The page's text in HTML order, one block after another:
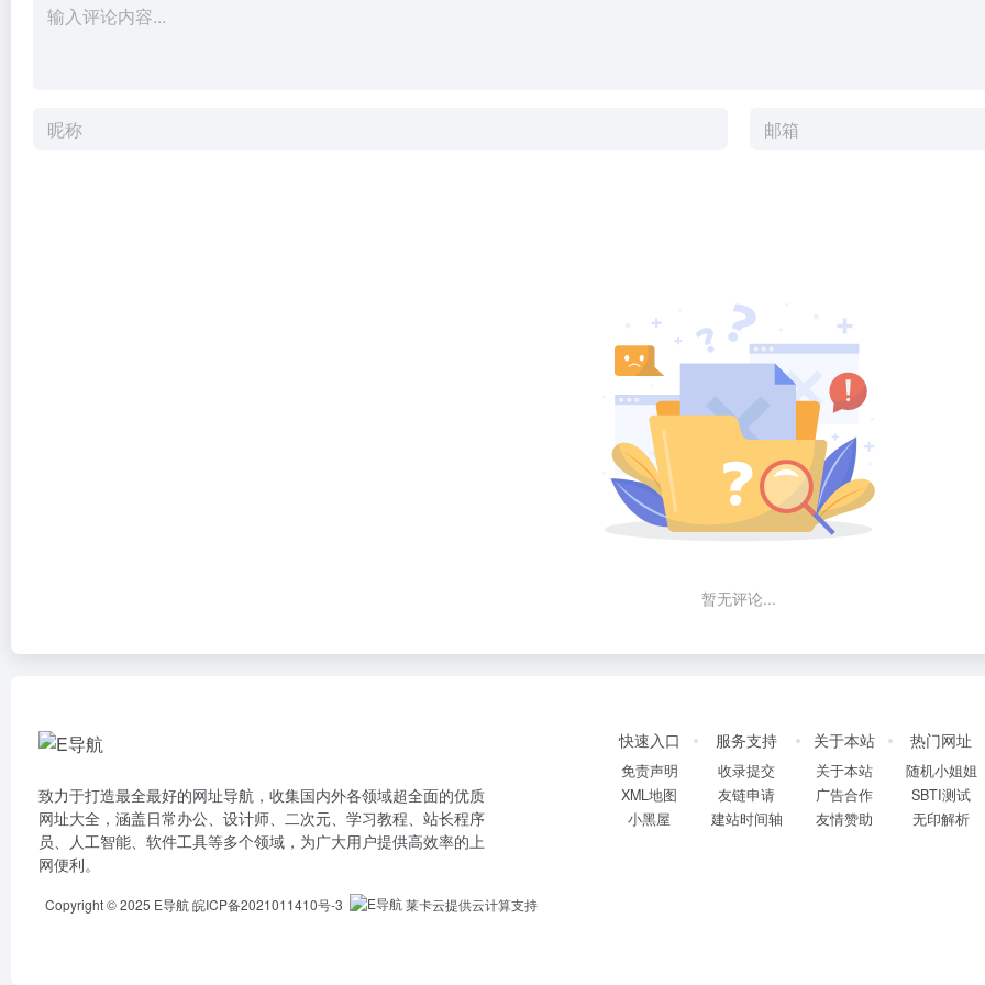
暂无评论...
致力于打造最全最好的网址导航，收集国内外各领域超全面的优质
网址大全，涵盖日常办公、设计师、二次元、学习教程、站长程序
员、人工智能、软件工具等多个领域，为广大用户提供高效率的上
网便利。
快速入口
免责声明
XML地图
小黑屋
服务支持
收录提交
友链申请
建站时间轴
关于本站
关于本站
广告合作
友情赞助
热门网址
随机小姐姐
SBTI测试
无印解析
Copyright © 2025 E导航皖ICP备2021011410号-3 莱卡云提供云计算支持